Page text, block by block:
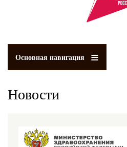
Основная навигация
Новости